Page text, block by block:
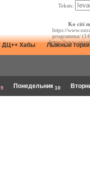
Teksts:
Ko citi
https://
programma/
https://
ДЦ++ Хабы Лыжные горки
9 Понедельник 10